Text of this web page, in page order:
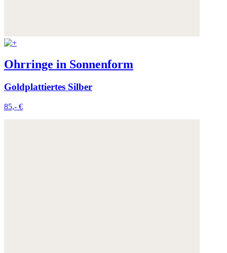
Ohrringe in Sonnenform
Goldplattiertes Silber
85,- €